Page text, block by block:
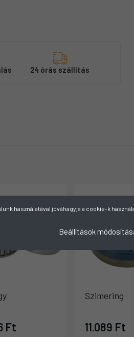
24 órás szállítás
Ft
Szimering
11.089 Ft
használatával jóváhagyja a cookie-k
Beállítások